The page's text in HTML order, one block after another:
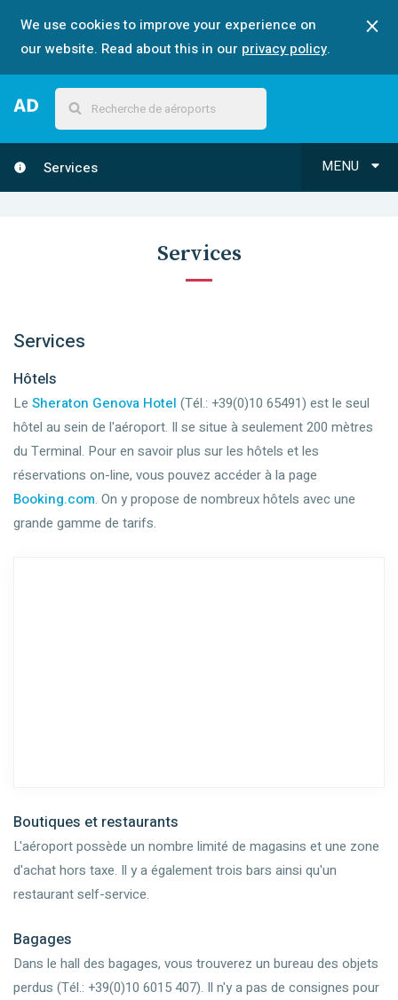
We use cookies to improve your experience on
our website. Read about this in our privacy policy.
MENU
Services
Services
Services
Hôtels
Le Sheraton Genova Hotel (Tél.: +39(0)10 65491) est le seul
hôtel au sein de l'aéroport. Il se situe à seulement 200 mètres
du Terminal. Pour en savoir plus sur les hôtels et les
réservations on-line, vous pouvez accéder à la page
Booking.com. On y propose de nombreux hôtels avec une
grande gamme de tarifs.
Boutiques et restaurants
L'aéroport possède un nombre limité de magasins et une zone
d'achat hors taxe. Il y a également trois bars ainsi qu'un
restaurant self-service.
Bagages
Dans le hall des bagages, vous trouverez un bureau des objets
perdus (Tél.: +39(0)10 6015 407). Il n'y a pas de consignes pour